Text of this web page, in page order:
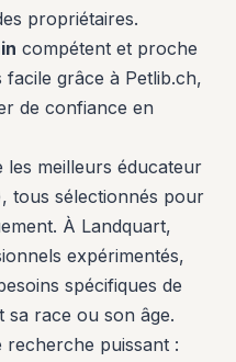
propriétaires.
compétent et proche
grâce à Petlib.ch,
de confiance en
meilleurs éducateur
tous sélectionnés pour
À Landquart,
expérimentés,
spécifiques de
sa race ou son âge.
puissant :